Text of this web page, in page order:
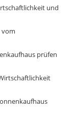
und
vom
prüfen